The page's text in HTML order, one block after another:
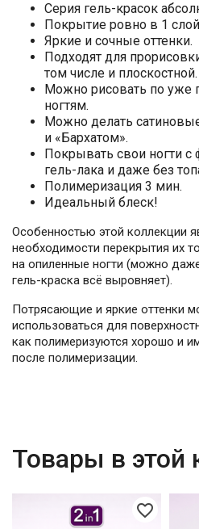
Серия гель-красок
Покрытие ровно в 1
Яркие и сочные оттенки.
Подходят для
том числе и плоскостной.
Можно рисовать по
ногтям.
Можно делать
и «Бархатом».
Покрывать свои ногти
гель-лака и даже без
Полимеризация 3 мин.
Идеальный блеск!
Особенностью этой коллекции
необходимости перекрытия их
на опиленные ногти (можно
гель-краска всё выровняет).
Потрясающие и яркие оттенки
использоваться для
как полимеризуются хорошо и
после полимеризации.
Товары в этой
favorite_border